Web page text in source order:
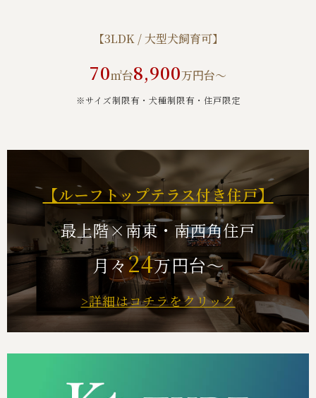
【3LDK / 大型犬飼育可】
70㎡台8,900万円台～
※サイズ制限有・犬種制限有・住⼾限定
【ルーフトップテラス付き住戸】
最上階×南東・南西角住戸
月々24万円台～
>詳細はコチラをクリック